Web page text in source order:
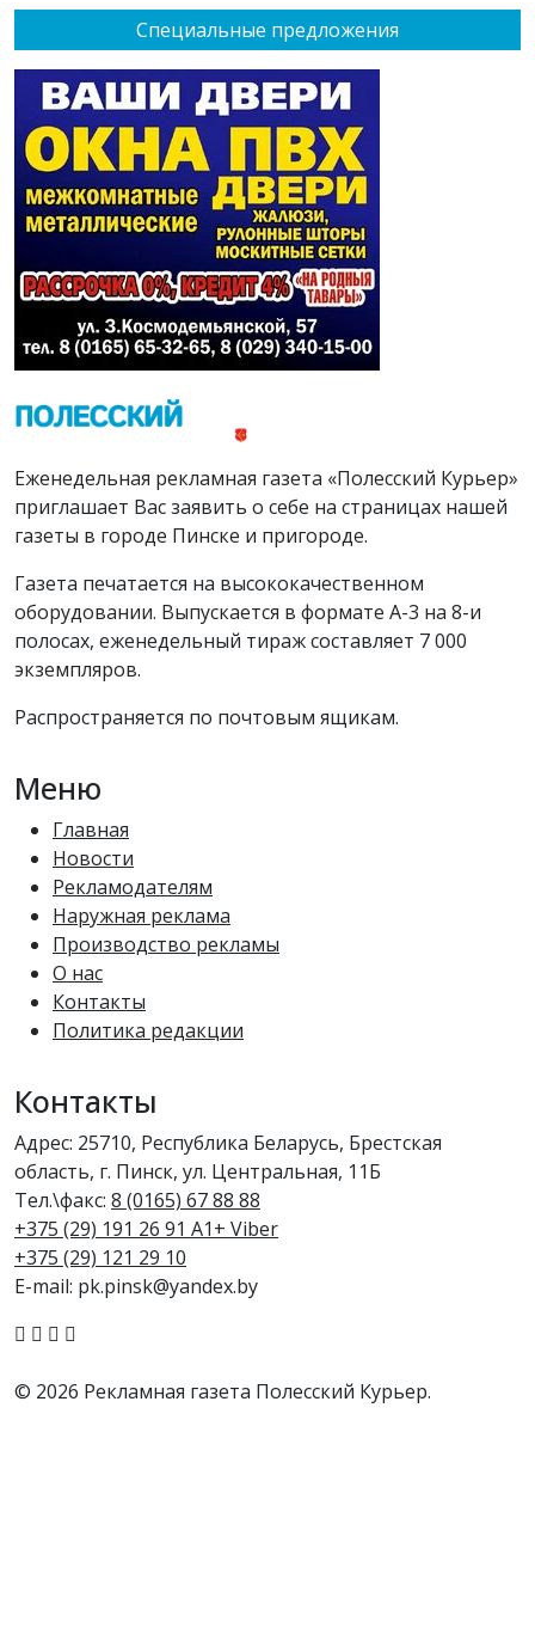
Специальные предложения
Еженедельная рекламная газета «Полесский Курьер»
приглашает Вас заявить о себе на страницах нашей
газеты в городе Пинске и пригороде.
Газета печатается на высококачественном
оборудовании. Выпускается в формате А-3 на 8-и
полосах, еженедельный тираж составляет 7 000
экземпляров.
Распространяется по почтовым ящикам.
Меню
Главная
Новости
Рекламодателям
Наружная реклама
Производство рекламы
О нас
Контакты
Политика редакции
Контакты
Адрес: 25710, Республика Беларусь, Брестская
область, г. Пинск, ул. Центральная, 11Б
Тел.\факс: 8 (0165) 67 88 88
+375 (29) 191 26 91 A1+ Viber
+375 (29) 121 29 10
E-mail: pk.pinsk@yandex.by
© 2026 Рекламная газета Полесский Курьер.